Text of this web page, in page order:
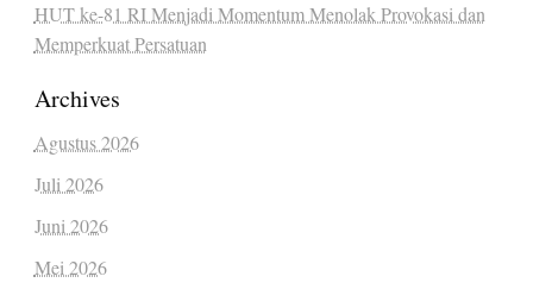
HUT ke-81 RI Menjadi Momentum Menolak Provokasi dan
Memperkuat Persatuan
Archives
Agustus 2026
Juli 2026
Juni 2026
Mei 2026